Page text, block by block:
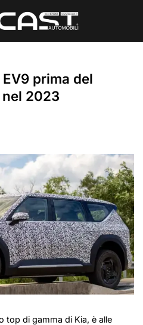
prima del
2023
top di gamma di Kia, è alle